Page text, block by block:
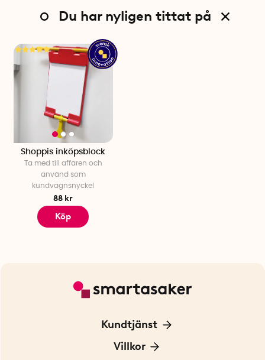
Du har nyligen tittat på
Shoppis inköpsblock
Ta med till affären och
använd som
kundvagnsnyckel
88 kr
Köp
Kundtjänst
Kontakta oss
Villkor